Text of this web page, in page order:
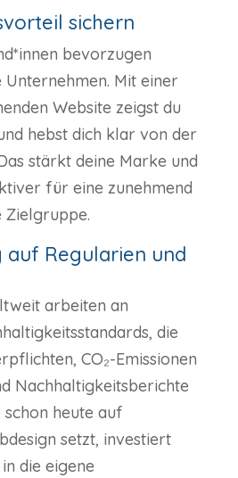
sichern
bevorzugen
Mit einer
Website zeigst du
hebst dich klar von der
stärkt deine Marke und
für eine zunehmend
Zielgruppe.
Regularien und
arbeiten an
die
CO₂-Emissionen
Nachhaltigkeitsberichte
heute auf
setzt, investiert
die eigene